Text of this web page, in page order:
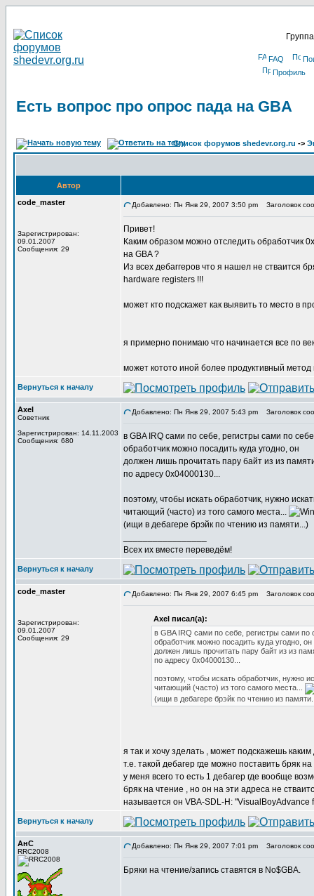
FAQ
Профиль
Есть вопрос про опрос пада на GBA
Список форумов shedevr.org.ru ->
Автор
code_master
Зарегистрирован:
09.01.2007
Сообщения: 29
Добавлено: Пн Янв 29, 2007 3:50 pm Заголовок
Привет!
Каким образом можно отследить обработчик
на GBA ?
Из всех дебаггеров что я нашел не стваится
hardware registers !!!
может кто подскажет как выявить то место в
я примерно понимаю что начинается все по
может котото иной более продуктивный метод
Вернуться к началу
Axel
Советник
Зарегистрирован: 14.11.2003
Сообщения: 680
Добавлено: Пн Янв 29, 2007 5:43 pm Заголовок
в GBA IRQ сами по себе, регистры сами по
обработчик можно посадить куда угодно, он
должен лишь прочитать пару байт из из
по адресу 0x04000130...
поэтому, чтобы искать обработчик, нужно
читающий (часто) из того самого места...
(ищи в дебагере брэйк по чтению из памяти...)
Всех их вместе переведём!
Вернуться к началу
code_master
Зарегистрирован:
09.01.2007
Сообщения: 29
Добавлено: Пн Янв 29, 2007 6:45 pm Заголовок
Axel писал(а):
в GBA IRQ сами по себе, регистры сами по
обработчик можно посадить куда угодно, он
должен лишь прочитать пару байт из из
по адресу 0x04000130...
поэтому, чтобы искать обработчик, нужно
читающий (часто) из того самого места...
(ищи в дебагере брэйк по чтению из
я так и хочу зделать , может подскажешь
т.е. такой дебагер где можно поставить бряк
у меня всего то есть 1 дебагер где вообще
бряк на чтение , но он на эти адреса не
называется он VBA-SDL-H:
Вернуться к началу
АнС
RRC2008
Добавлено: Пн Янв 29, 2007 7:01 pm Заголовок
Бряки на чтение/запись ставятся в No$GBA.